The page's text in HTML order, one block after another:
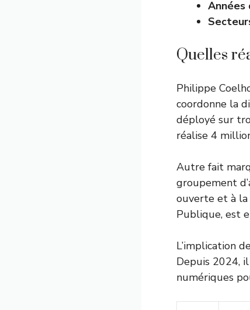
Années
Quelles
Philippe
coordonne la
déployé sur
réalise 4
Autre fait
groupement
ouverte et à la
Publique, est
L’implication
Depuis 2024,
numériques